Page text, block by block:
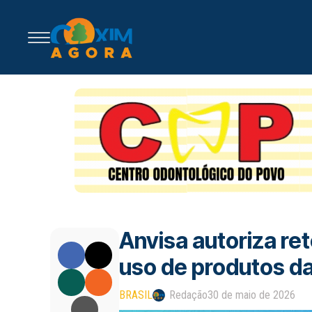
Anvisa autoriza
uso de produtos
BRASIL Redação30 de maio de 2026